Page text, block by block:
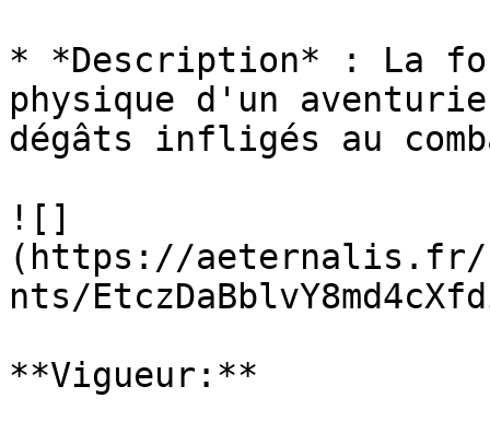
* *Description* : La
physique d'un
dégâts infligés au
![]
(https://aeternalis.fr/
nts/
**Vigueur:**